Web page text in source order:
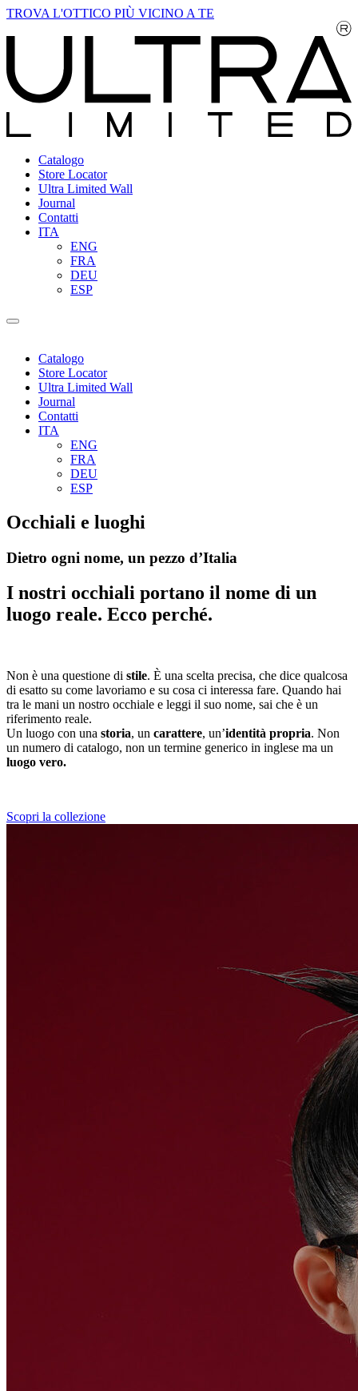
TROVA L'OTTICO PIÙ VICINO A TE
Catalogo
Store Locator
Ultra Limited Wall
Journal
Contatti
ITA
ENG
FRA
DEU
ESP
Catalogo
Store Locator
Ultra Limited Wall
Journal
Contatti
ITA
ENG
FRA
DEU
ESP
Occhiali e luoghi
Dietro ogni nome, un pezzo d’Italia
I nostri occhiali portano il nome di un
luogo reale. Ecco perché.
Non è una questione di stile. È una scelta precisa, che dice qualcosa
di esatto su come lavoriamo e su cosa ci interessa fare. Quando hai
tra le mani un nostro occhiale e leggi il suo nome, sai che è un
riferimento reale.
Un luogo con una storia, un carattere, un’identità propria. Non
un numero di catalogo, non un termine generico in inglese ma un
luogo vero.
Scopri la collezione